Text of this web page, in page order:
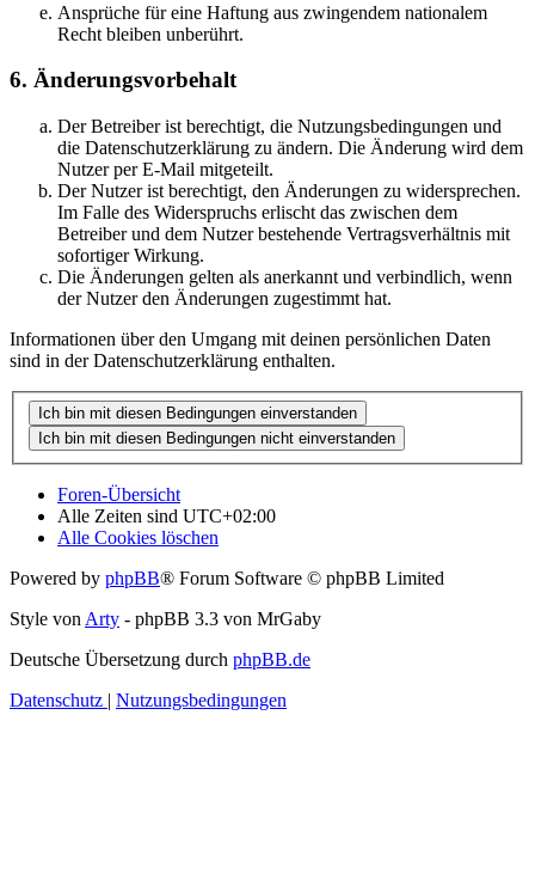
Ansprüche für eine Haftung aus zwingendem nationalem
Recht bleiben unberührt.
6. Änderungsvorbehalt
Der Betreiber ist berechtigt, die Nutzungsbedingungen und
die Datenschutzerklärung zu ändern. Die Änderung wird dem
Nutzer per E-Mail mitgeteilt.
Der Nutzer ist berechtigt, den Änderungen zu widersprechen.
Im Falle des Widerspruchs erlischt das zwischen dem
Betreiber und dem Nutzer bestehende Vertragsverhältnis mit
sofortiger Wirkung.
Die Änderungen gelten als anerkannt und verbindlich, wenn
der Nutzer den Änderungen zugestimmt hat.
Informationen über den Umgang mit deinen persönlichen Daten
sind in der Datenschutzerklärung enthalten.
Foren-Übersicht
Alle Zeiten sind UTC+02:00
Alle Cookies löschen
Powered by phpBB® Forum Software © phpBB Limited
Style von Arty - phpBB 3.3 von MrGaby
Deutsche Übersetzung durch phpBB.de
Datenschutz | Nutzungsbedingungen